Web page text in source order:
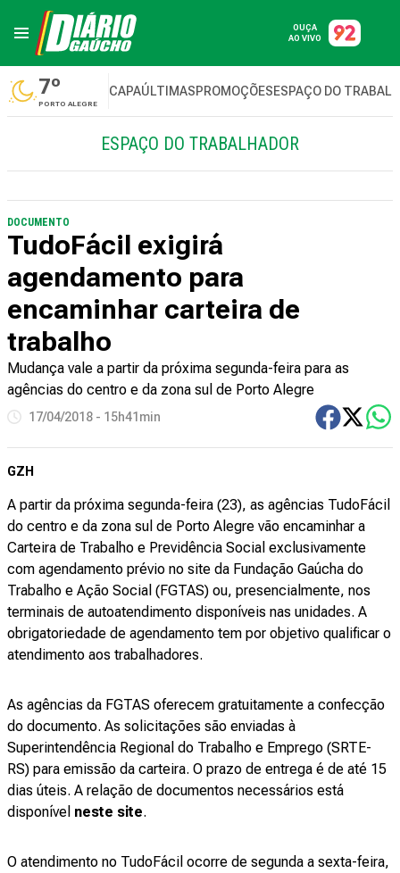
OUÇA
AO VIVO
7º
PORTO ALEGRE
CAPAÚLTIMASPROMOÇÕESESPAÇO DO
ESPAÇO DO TRABALHADOR
DOCUMENTO
TudoFácil exigirá
agendamento para
encaminhar carteira de
trabalho
Mudança vale a partir da próxima segunda-feira para as
agências do centro e da zona sul de Porto Alegre
17/04/2018 - 15h41min
GZH
A partir da próxima segunda-feira (23), as agências TudoFácil
do centro e da zona sul de Porto Alegre vão encaminhar a
Carteira de Trabalho e Previdência Social exclusivamente
com agendamento prévio no site da Fundação Gaúcha do
Trabalho e Ação Social (FGTAS) ou, presencialmente, nos
terminais de autoatendimento disponíveis nas unidades. A
obrigatoriedade de agendamento tem por objetivo qualificar o
atendimento aos trabalhadores.
As agências da FGTAS oferecem gratuitamente a confecção
do documento. As solicitações são enviadas à
Superintendência Regional do Trabalho e Emprego (SRTE-
RS) para emissão da carteira. O prazo de entrega é de até 15
dias úteis. A relação de documentos necessários está
disponível neste site.
O atendimento no TudoFácil ocorre de segunda a sexta-feira,